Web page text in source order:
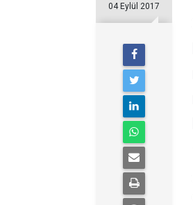
04 Eylül 2017